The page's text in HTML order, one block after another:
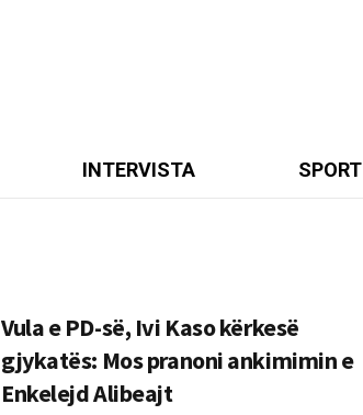
INTERVISTA SPORT
Vula e PD-së, Ivi Kaso kërkesë
gjykatës: Mos pranoni ankimimin e
Enkelejd Alibeajt